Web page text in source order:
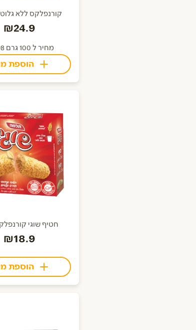
קורנפלקס ללא גלוטן
₪24.9
מחיר ל 100 גרם ₪4.98
הוספת
חטיף שוגי קורנפלקס
₪18.9
הוספת